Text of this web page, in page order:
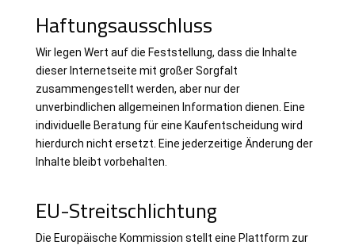
Haftungsausschluss
Wir legen Wert auf die Feststellung, dass die Inhalte
dieser Internetseite mit großer Sorgfalt
zusammengestellt werden, aber nur der
unverbindlichen allgemeinen Information dienen. Eine
individuelle Beratung für eine Kaufentscheidung wird
hierdurch nicht ersetzt. Eine jederzeitige Änderung der
Inhalte bleibt vorbehalten.
EU-Streitschlichtung
Die Europäische Kommission stellt eine Plattform zur